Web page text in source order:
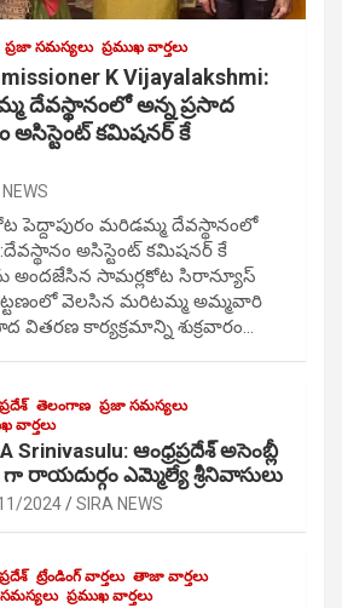
ప్రజా సమస్యలు ప్రముఖ వార్తలు
K Vijayalakshmi:
దేవస్థానంలో అన్న ప్రసాద
అసిస్టెంట్ కమిషనర్ కే
పెద్దాపురం మరిడమ్మ దేవస్థానంలో
అసిస్టెంట్ కమిషనర్ కే
అందజేసిన సామర్లకోట సిరాన్యూస్
పట్టణంలో వెలసిన మరిటమ్మ అమ్మవారి
వితరణ కార్యక్రమాన్ని శుక్రవారం…
తెలంగాణ ప్రజా సమస్యలు
వార్తలు
Srinivasulu: ఆంధ్రప్రదేశ్ అసెంబ్లీ
రాయదుర్గం ఎమ్మెల్యే శ్రీనివాసులు
2024 SIRA NEWS
ట్రేండింగ్ వార్తలు తాజా వార్తలు
ప్రముఖ వార్తలు